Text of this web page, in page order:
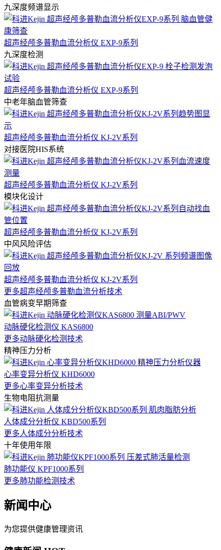
九深度频谱显示
超声经颅多普勒血流分析仪 EXP-9系列
九深度检测
超声经颅多普勒血流分析仪 EXP-9系列
中老年脑血管筛查
超声经颅多普勒血流分析仪 KJ-2V系列
对接医院HIS系统
超声经颅多普勒血流分析仪 KJ-2V系列
模块化设计
超声经颅多普勒血流分析仪 KJ-2V系列
中风风险评估
超声经颅多普勒血流分析仪 KJ-2V系列
更多超声经颅多普勒血流分析技术
血管病变早期筛查
动脉硬化检测仪 KAS6800
更多动脉硬化检测技术
精神压力分析
心率变异分析仪 KHD6000
更多心率变异分析技术
生物电阻抗测量
人体成分分析仪 KBD500系列
更多人体成分分析技术
十年使用年限
肺功能仪 KPF1000系列
更多肺功能检测技术
新闻中心
为您提供健康管理资讯